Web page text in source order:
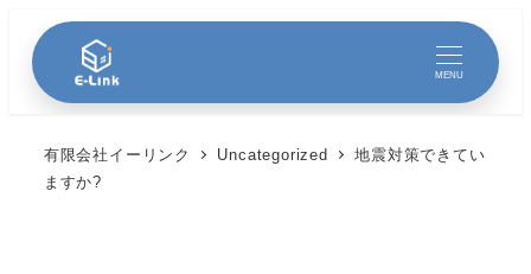
MENU
有限会社イーリンク Uncategorized
地震対策できてい
ますか?